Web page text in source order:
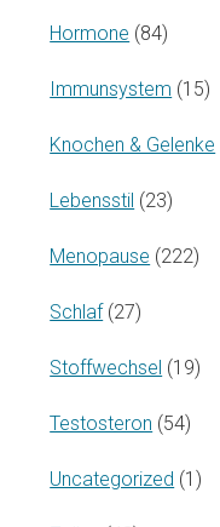
Hormone (84)
Immunsystem (15)
Knochen & Gelenke
Lebensstil (23)
Menopause (222)
Schlaf (27)
Stoffwechsel (19)
Testosteron (54)
Uncategorized (1)